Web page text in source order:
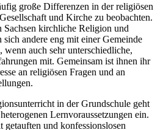
große Differenzen in der religiösen
und Kirche zu beobachten.
kirchliche Religion und
andere eng mit einer Gemeinde
auch sehr unterschiedliche,
mit. Gemeinsam ist ihnen ihr
an religiösen Fragen und an
in der Grundschule geht
Lernvoraussetzungen ein.
getauften und konfessionslosen